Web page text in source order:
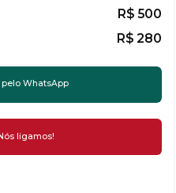
R$ 500
R$ 280
WhatsApp
ligamos!